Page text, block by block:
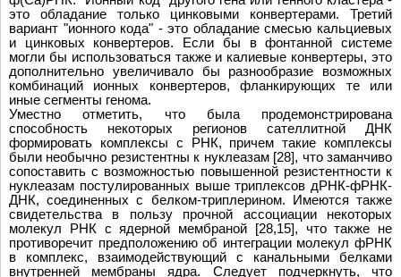
это обладание только цинковыми конвертерами. Третий
вариант "ионного кода" - это обладание смесью кальциевых
и цинковых конвертеров. Если бы в фонтанной системе
могли бы использоваться также и калиевые конвертеры, это
дополнительно увеличивало бы разнообразие возможных
комбинаций ионных конвертеров, фланкирующих те или
иные сегменты генома.
Уместно отметить, что была продемонстрирована
способность некоторых регионов сателлитной ДНК
формировать комплексы с РНК, причем такие комплексы
были необычно резистентны к нуклеазам [28], что заманчиво
сопоставить с возможностью повышенной резистентности к
нуклеазам постулированных выше триплексов дРНК-фРНК-
ДНК, соединенных с белком-триплерином. Имеются также
свидетельства в пользу прочной ассоциации некоторых
молекул РНК с ядерной мембраной [28,15], что также не
противоречит предположению об интеграции молекул фРНК
в комплекс, взаимодействующий с канальными белками
внутренней мембраны ядра. Следует подчеркнуть, что